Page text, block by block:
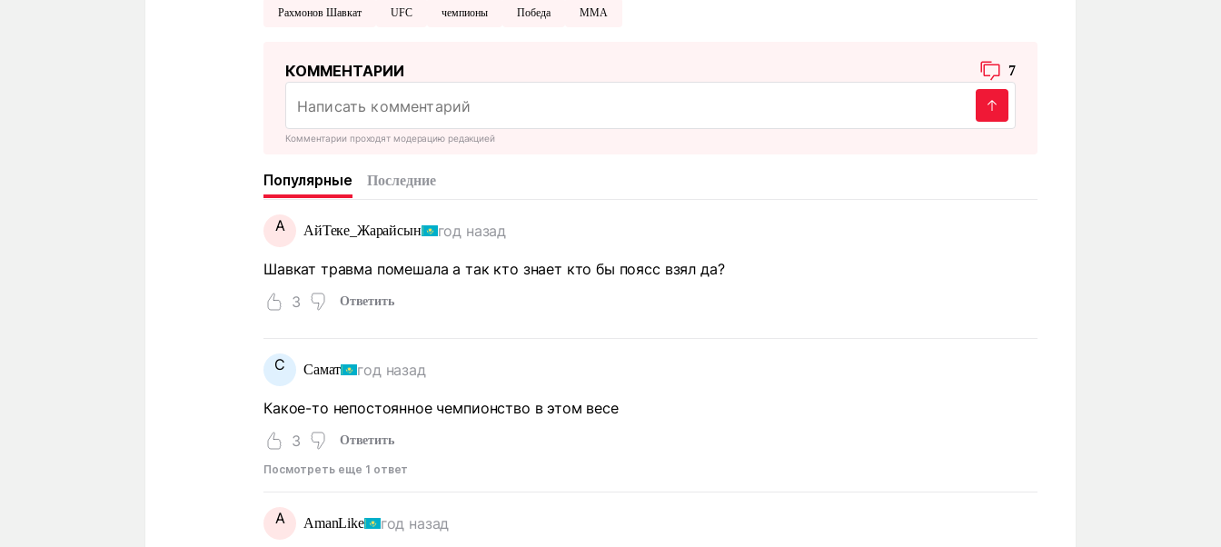
Рахмонов Шавкат UFC чемпионы Победа ММА
КОММЕНТАРИИ 7
Комментарии проходят модерацию редакцией
Популярные Последние
А АйТеке_Жарайсын год назад
Шавкат травма помешала а так кто знает кто бы поясс взял да?
3
Ответить
С Самат год назад
Какое-то непостоянное чемпионство в этом весе
3
Ответить
Посмотреть еще 1 ответ
A AmanLike год назад